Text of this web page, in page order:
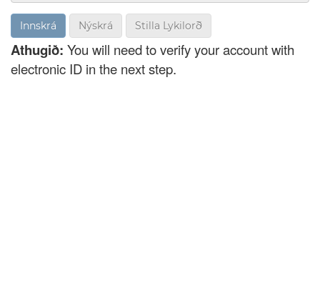
Nýskrá Stilla Lykilorð
Athugið: You will need to verify your account with
electronic ID in the next step.